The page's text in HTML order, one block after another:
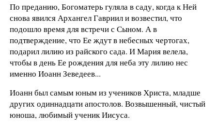
По преданию, Богоматерь гуляла в саду, когда к Ней
снова явился Архангел Гавриил и возвестил, что
подошло время для встречи с Сыном. А в
подтверждение, что Ее ждут в небесных чертогах,
подарил лилию из райского сада. И Мария велела,
чтобы в день Ее рождения для неба эту лилию нес
именно Иоанн Зеведеев...
Иоанн был самым юным из учеников Христа, младше
других одиннадцати апостолов. Возвышенный, чистый
юноша, любимый ученик Иисуса.